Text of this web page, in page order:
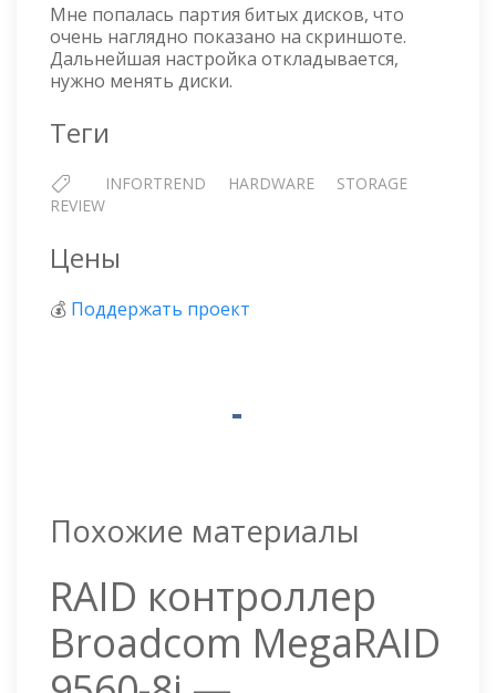
Мне попалась партия битых дисков, что
очень наглядно показано на скриншоте.
Дальнейшая настройка откладывается,
нужно менять диски.
Теги
INFORTREND HARDWARE
STORAGE
REVIEW
Цены
💰 Поддержать проект
Похожие материалы
RAID контроллер
Broadcom MegaRAID